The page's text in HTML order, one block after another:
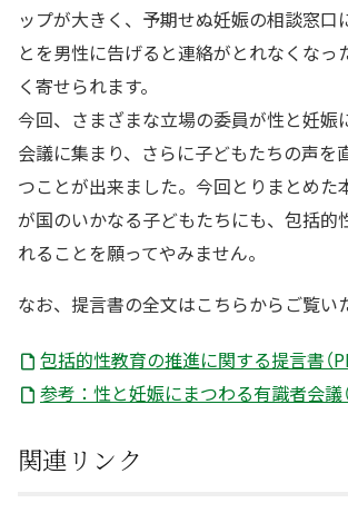
ップが大きく、予期せぬ妊娠の相談窓口
とを男性に告げると連絡がとれなくなっ
く寄せられます。
今回、さまざまな立場の委員が性と妊娠
会議に集まり、さらに子どもたちの声を
つことが出来ました。今回とりまとめた
が国のいかなる子どもたちにも、包括的
れることを願ってやみません。
なお、提言書の全文はこちらからご覧い
包括的性教育の推進に関する提言書（
参考：性と妊娠にまつわる有識者会議
関連リンク